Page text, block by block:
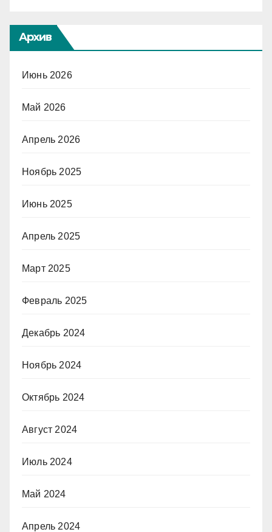
Архив
Июнь 2026
Май 2026
Апрель 2026
Ноябрь 2025
Июнь 2025
Апрель 2025
Март 2025
Февраль 2025
Декабрь 2024
Ноябрь 2024
Октябрь 2024
Август 2024
Июль 2024
Май 2024
Апрель 2024